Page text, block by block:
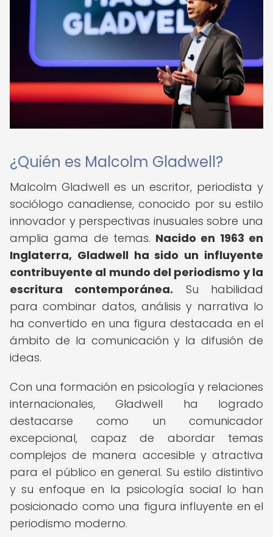
¿Quién es Malcolm Gladwell?
Malcolm Gladwell es un escritor, periodista y
sociólogo canadiense, conocido por su estilo
innovador y perspectivas inusuales sobre una
amplia gama de temas. Nacido en 1963 en
Inglaterra, Gladwell ha sido un influyente
contribuyente al mundo del periodismo y la
escritura contemporánea. Su habilidad
para combinar datos, análisis y narrativa lo
ha convertido en una figura destacada en el
ámbito de la comunicación y la difusión de
ideas.
Con una formación en psicología y relaciones
internacionales, Gladwell ha logrado
destacarse como un comunicador
excepcional, capaz de abordar temas
complejos de manera accesible y atractiva
para el público en general. Su estilo distintivo
y su enfoque en la psicología social lo han
posicionado como una figura influyente en el
periodismo moderno.